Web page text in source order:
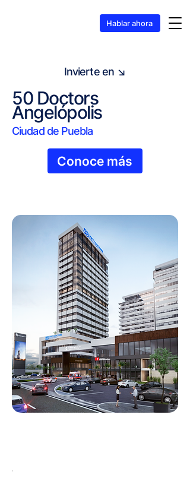
Hablar ahora
Invierte en ↘
50 Doctors
Angelópolis
Ciudad de Puebla
Conoce más